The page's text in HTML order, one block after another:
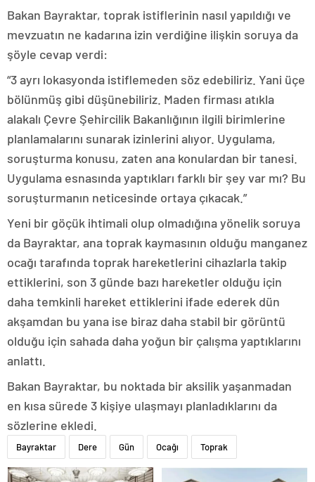
Bakan Bayraktar, toprak istiflerinin nasıl yapıldığı ve
mevzuatın ne kadarına izin verdiğine ilişkin soruya da
şöyle cevap verdi:
“3 ayrı lokasyonda istiflemeden söz edebiliriz. Yani üçe
bölünmüş gibi düşünebiliriz. Maden firması atıkla
alakalı Çevre Şehircilik Bakanlığının ilgili birimlerine
planlamalarını sunarak izinlerini alıyor. Uygulama,
soruşturma konusu, zaten ana konulardan bir tanesi.
Uygulama esnasında yaptıkları farklı bir şey var mı? Bu
soruşturmanın neticesinde ortaya çıkacak.”
Yeni bir göçük ihtimali olup olmadığına yönelik soruya
da Bayraktar, ana toprak kaymasının olduğu manganez
ocağı tarafında toprak hareketlerini cihazlarla takip
ettiklerini, son 3 günde bazı hareketler olduğu için
daha temkinli hareket ettiklerini ifade ederek dün
akşamdan bu yana ise biraz daha stabil bir görüntü
olduğu için sahada daha yoğun bir çalışma yaptıklarını
anlattı.
Bakan Bayraktar, bu noktada bir aksilik yaşanmadan
en kısa sürede 3 kişiye ulaşmayı planladıklarını da
sözlerine ekledi.
Bayraktar Dere Gün Ocağı Toprak